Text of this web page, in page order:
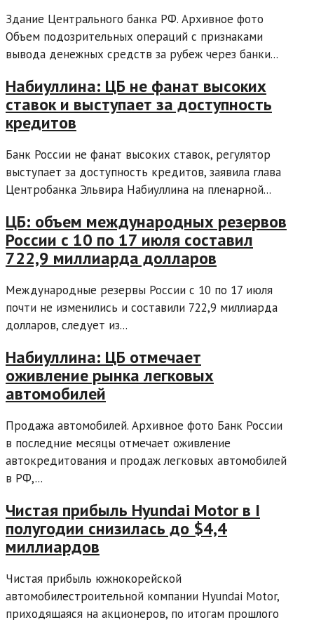
Здание Центрального банка РФ. Архивное фото
Объем подозрительных операций с признаками
вывода денежных средств за рубеж через банки...
Набиуллина: ЦБ не фанат высоких
ставок и выступает за доступность
кредитов
Банк России не фанат высоких ставок, регулятор
выступает за доступность кредитов, заявила глава
Центробанка Эльвира Набиуллина на пленарной...
ЦБ: объем международных резервов
России с 10 по 17 июля составил
722,9 миллиарда долларов
Международные резервы России с 10 по 17 июля
почти не изменились и составили 722,9 миллиарда
долларов, следует из...
Набиуллина: ЦБ отмечает
оживление рынка легковых
автомобилей
Продажа автомобилей. Архивное фото Банк России
в последние месяцы отмечает оживление
автокредитования и продаж легковых автомобилей
в РФ,...
Чистая прибыль Hyundai Motor в I
полугодии снизилась до $4,4
миллиардов
Чистая прибыль южнокорейской
автомобилестроительной компании Hyundai Motor,
приходящаяся на акционеров, по итогам прошлого